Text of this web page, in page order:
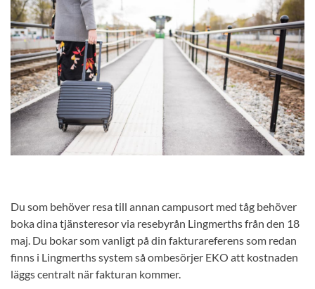
Du som behöver resa till annan campusort med tåg behöver
boka dina tjänsteresor via resebyrån Lingmerths från den 18
maj. Du bokar som vanligt på din fakturareferens som redan
finns i Lingmerths system så ombesörjer EKO att kostnaden
läggs centralt när fakturan kommer.